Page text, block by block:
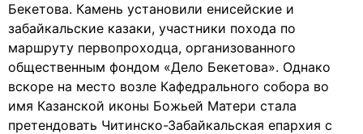
Бекетова. Камень установили енисейские и
забайкальские казаки, участники похода по
маршруту первопроходца, организованного
общественным фондом «Дело Бекетова». Однако
вскоре на место возле Кафедрального собора во
имя Казанской иконы Божьей Матери стала
претендовать Читинско-Забайкальская епархия с